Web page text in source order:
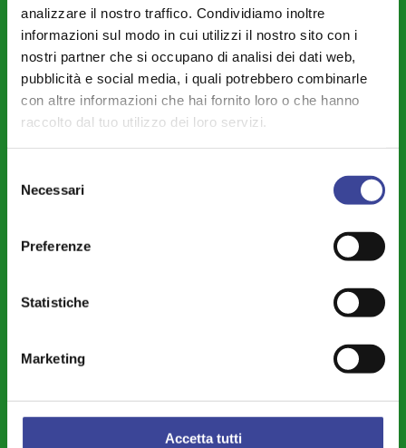
analizzare il nostro traffico. Condividiamo inoltre
informazioni sul modo in cui utilizzi il nostro sito con i
nostri partner che si occupano di analisi dei dati web,
pubblicità e social media, i quali potrebbero combinarle
con altre informazioni che hai fornito loro o che hanno
raccolto dal tuo utilizzo dei loro servizi.
delNecessari
Preferenze
Statistiche
Marketing
Accetta tutti
Attività Istituzionale ANCI Lombardia
Cultura - Turismo - Sport - Politiche Giovanili
Welfare di Comunità - Pari Opportunità
Istruzione - Educazione - Edilizia Scolastica
Economy
Differenziata
Cybersecurity
Piccoli Comuni – Montagna – Aree Interne – Forme Associative